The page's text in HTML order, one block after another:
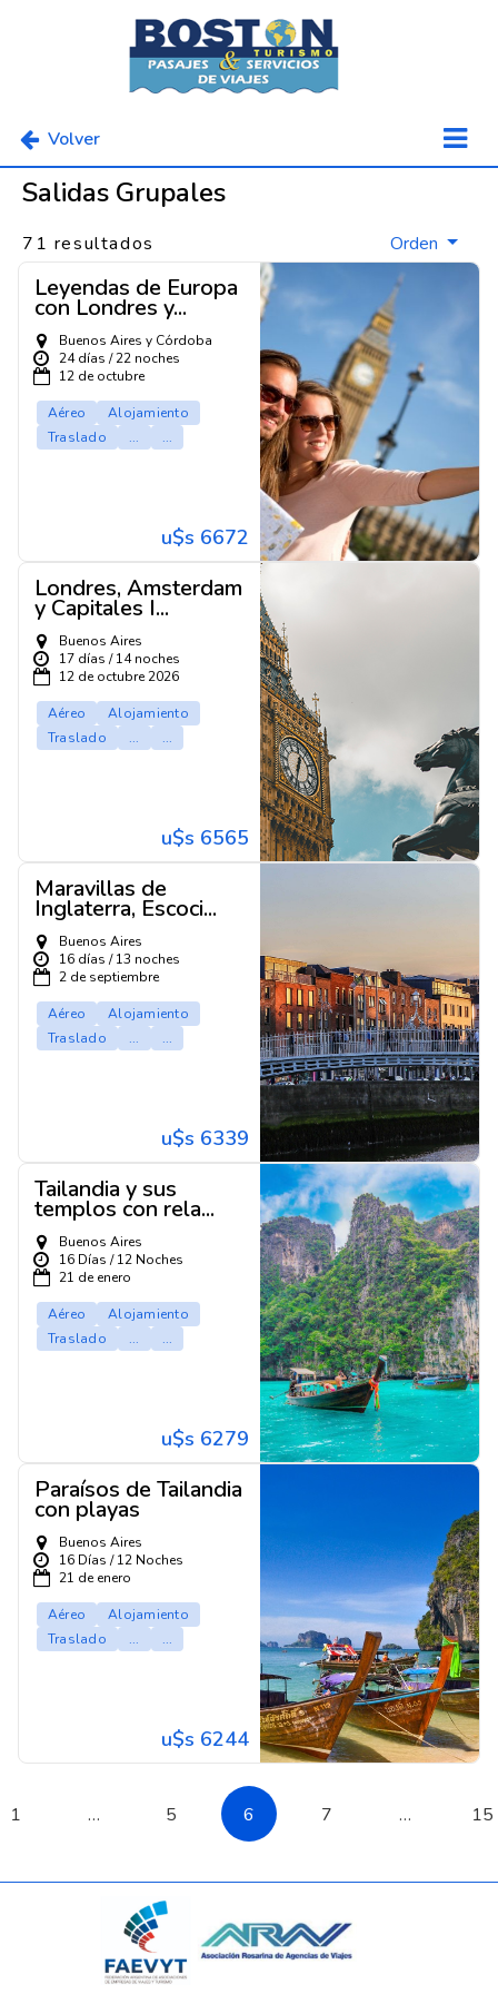
Volver
Salidas Grupales
71 resultados Orden
Leyendas de Europa
con Londres y...
Buenos Aires y Córdoba
24 días / 22 noches
12 de octubre
Aéreo
Alojamiento
Traslado
... ...
u$s 6672
Londres, Amsterdam
y Capitales I...
Buenos Aires
17 días / 14 noches
12 de octubre 2026
Aéreo
Alojamiento
Traslado
... ...
u$s 6565
Maravillas de
Inglaterra, Escoci...
Buenos Aires
16 días / 13 noches
2 de septiembre
Aéreo
Alojamiento
Traslado
... ...
u$s 6339
Tailandia y sus
templos con rela...
Buenos Aires
16 Días / 12 Noches
21 de enero
Aéreo
Alojamiento
Traslado
... ...
u$s 6279
Paraísos de Tailandia
con playas
Buenos Aires
16 Días / 12 Noches
21 de enero
Aéreo
Alojamiento
Traslado
... ...
u$s 6244
1 … 5 6 7 … 15